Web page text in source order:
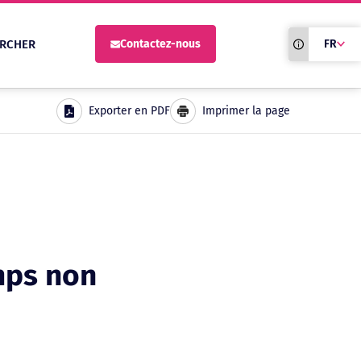
Contactez-nous
Traduction
siteFR
Exporter en PDF Imprimer la page
non